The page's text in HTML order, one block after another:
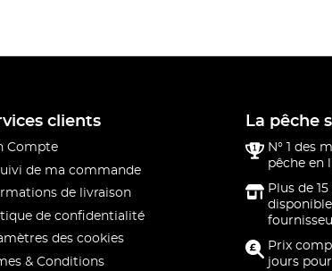
clients
Compte
de ma commande
de livraison
de confidentialité
des cookies
& Conditions
La pêche
N° 1 des
pêche en
Plus de
Prix
jours